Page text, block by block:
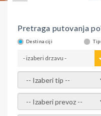
Pretraga putovanja
Destinaciji
- izaberi drzavu -
- izaberi tip -
- izaberi prevoz -